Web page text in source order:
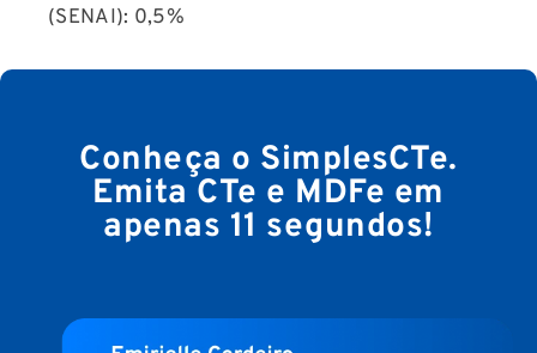
(SENAI): 0,5%
Conheça o SimplesCTe.
Emita CTe e MDFe em
apenas 11 segundos!